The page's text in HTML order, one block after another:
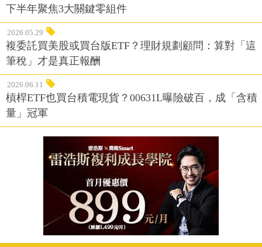
下半年聚焦3大關鍵零組件
2026.05.29
複委託買美股或買台版ETF？理財規劃顧問：算對「這
筆稅」才是真正報酬
2026.06.11
槓桿ETF也買台積電現貨？00631L曝險破百，成「含積
量」冠軍